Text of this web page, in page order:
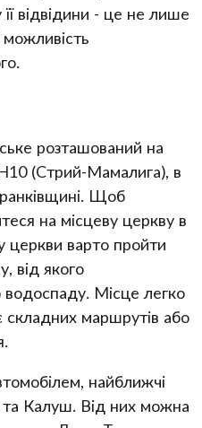
відвідини - це не лише
розташований на
(Стрий-Мамалига), в
Щоб
на місцеву церкву в
церкви варто пройти
від якого
водоспаду. Місце легко
складних маршрутів або
найближчі
та Калуш. Від них можна